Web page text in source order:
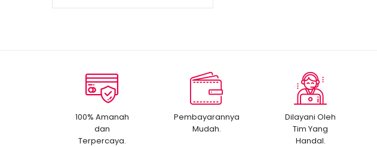
100% Amanah
dan
Terpercaya.
Pembayarannya
Mudah.
Dilayani Oleh
Tim Yang
Handal.